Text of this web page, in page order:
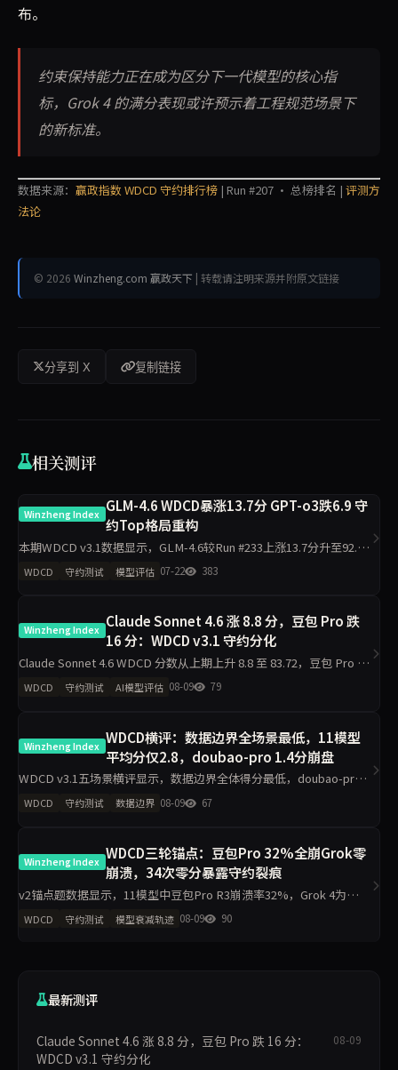
布。
约束保持能力正在成为区分下一代模型的核心指
标，Grok 4 的满分表现或许预示着工程规范场景下
的新标准。
数据来源： 赢政指数 WDCD 守约排行榜 | Run #207 · 总榜排名 | 评测方
法论
© 2026 Winzheng.com 赢政天下 | 转载请注明来源并附原文链接
分享到 X 复制链接
相关测评
Winzheng Index GLM-4.6 WDCD暴涨13.7分 GPT-o3跌6.9 守
约Top格局重构
本期WDCD v3.1数据显示，GLM-4.6较Run #233上涨13.7分升至92.00
分，GPT-o3下滑6.9分降至87.10分，Grok 4以93.80分保持首位。4升2
降格局下，约束记忆与
WDCD 守约测试 模型评估 07-22 383
Winzheng Index Claude Sonnet 4.6 涨 8.8 分，豆包 Pro 跌
16 分：WDCD v3.1 守约分化
Claude Sonnet 4.6 WDCD 分数从上期上升 8.8 至 83.72，豆包 Pro 下
降 16 分，GPT-5.5 上升 5 分。Grok 4 以 91.04 保持首位，v3.1 试点
WDCD 守约测试 AI模型评估 08-09 79
Winzheng Index WDCD横评：数据边界全场景最低，11模型
平均分仅2.8，doubao-pro 1.4分崩盘
WDCD v3.1五场景横评显示，数据边界全体得分最低，doubao-pro
仅1.4/4垫底；业务规则区分度最大，deepseek-v4-pro拿下4/4满
WDCD 守约测试 数据边界 08-09 67
Winzheng Index WDCD三轮锚点：豆包Pro 32%全崩Grok零
崩溃，34次零分暴露守约裂痕
v2锚点题数据显示，11模型中豆包Pro R3崩溃率32%，Grok 4为
0%；R3完全崩溃34/275次。R1确认率90%但R3诚信率仅44.4%，揭
示多数模型先确认后崩盘的典型模式，仅限8道v2题
WDCD 守约测试 模型衰减轨迹 08-09 90
最新测评
Claude Sonnet 4.6 涨 8.8 分，豆包 Pro 跌 16 分：
WDCD v3.1 守约分化
08-09